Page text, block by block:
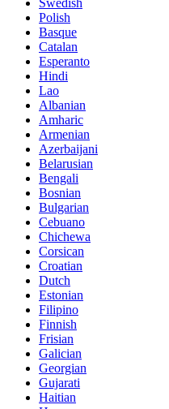
Polish
Basque
Catalan
Esperanto
Hindi
Lao
Albanian
Amharic
Armenian
Azerbaijani
Belarusian
Bengali
Bosnian
Bulgarian
Cebuano
Chichewa
Corsican
Croatian
Dutch
Estonian
Filipino
Finnish
Frisian
Galician
Georgian
Gujarati
Haitian